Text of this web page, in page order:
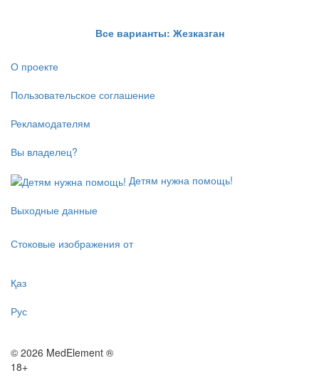
Все варианты: Жезказган
О проекте
Пользовательское соглашение
Рекламодателям
Вы владелец?
Детям нужна помощь!
Выходные данные
Стоковые изображения от
Қаз
Рус
© 2026 MedElement ®
18+